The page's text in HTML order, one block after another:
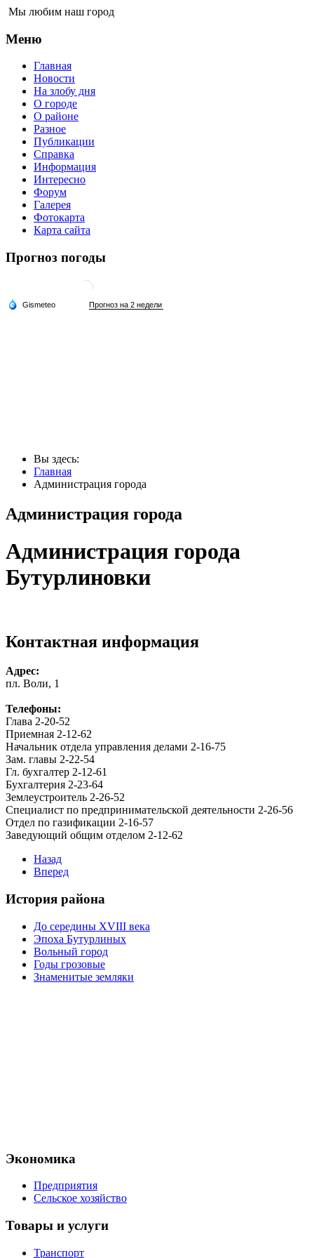
Мы любим наш город
Меню
Главная
Новости
На злобу дня
О городе
О районе
Разное
Публикации
Справка
Информация
Интересно
Форум
Галерея
Фотокарта
Карта сайта
Прогноз погоды
Вы здесь:
Главная
Администрация города
Администрация города
Администрация города
Бутурлиновки
Контактная информация
Адрес:
пл. Воли, 1
Телефоны:
Глава 2-20-52
Приемная 2-12-62
Начальник отдела управления делами 2-16-75
Зам. главы 2-22-54
Гл. бухгалтер 2-12-61
Бухгалтерия 2-23-64
Землеустроитель 2-26-52
Специалист по предпринимательской деятельности 2-26-56
Отдел по газификации 2-16-57
Заведующий общим отделом 2-12-62
Назад
Вперед
История района
До середины XVIII века
Эпоха Бутурлиных
Вольный город
Годы грозовые
Знаменитые земляки
Экономика
Предприятия
Сельское хозяйство
Товары и услуги
Транспорт